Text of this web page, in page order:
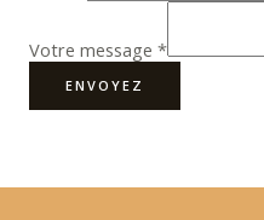
Votre message *
ENVOYEZ